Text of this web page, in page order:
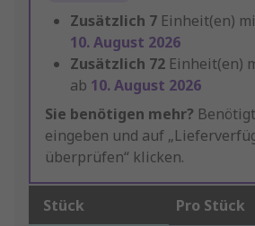
Zusätzlich 7 Einheit(en)
10. August 2026
Zusätzlich 72 Einheit(en)
ab 10. August 2026
Sie benötigen mehr?
eingeben und auf
überprüfen“ klicken.
Stück Pro Stück